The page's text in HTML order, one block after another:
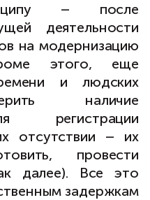
– после
деятельности
на модернизацию
этого, еще
и людских
наличие
регистрации
отсутствии – их
провести
далее). Все это
задержкам